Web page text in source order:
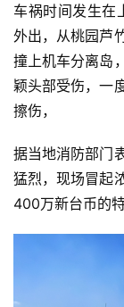
车祸时间发生在
外出，从桃园芦
撞上机车分离岛
颖头部受伤，一
擦伤，
据当地消防部门
猛烈，现场冒起
400万新台币的